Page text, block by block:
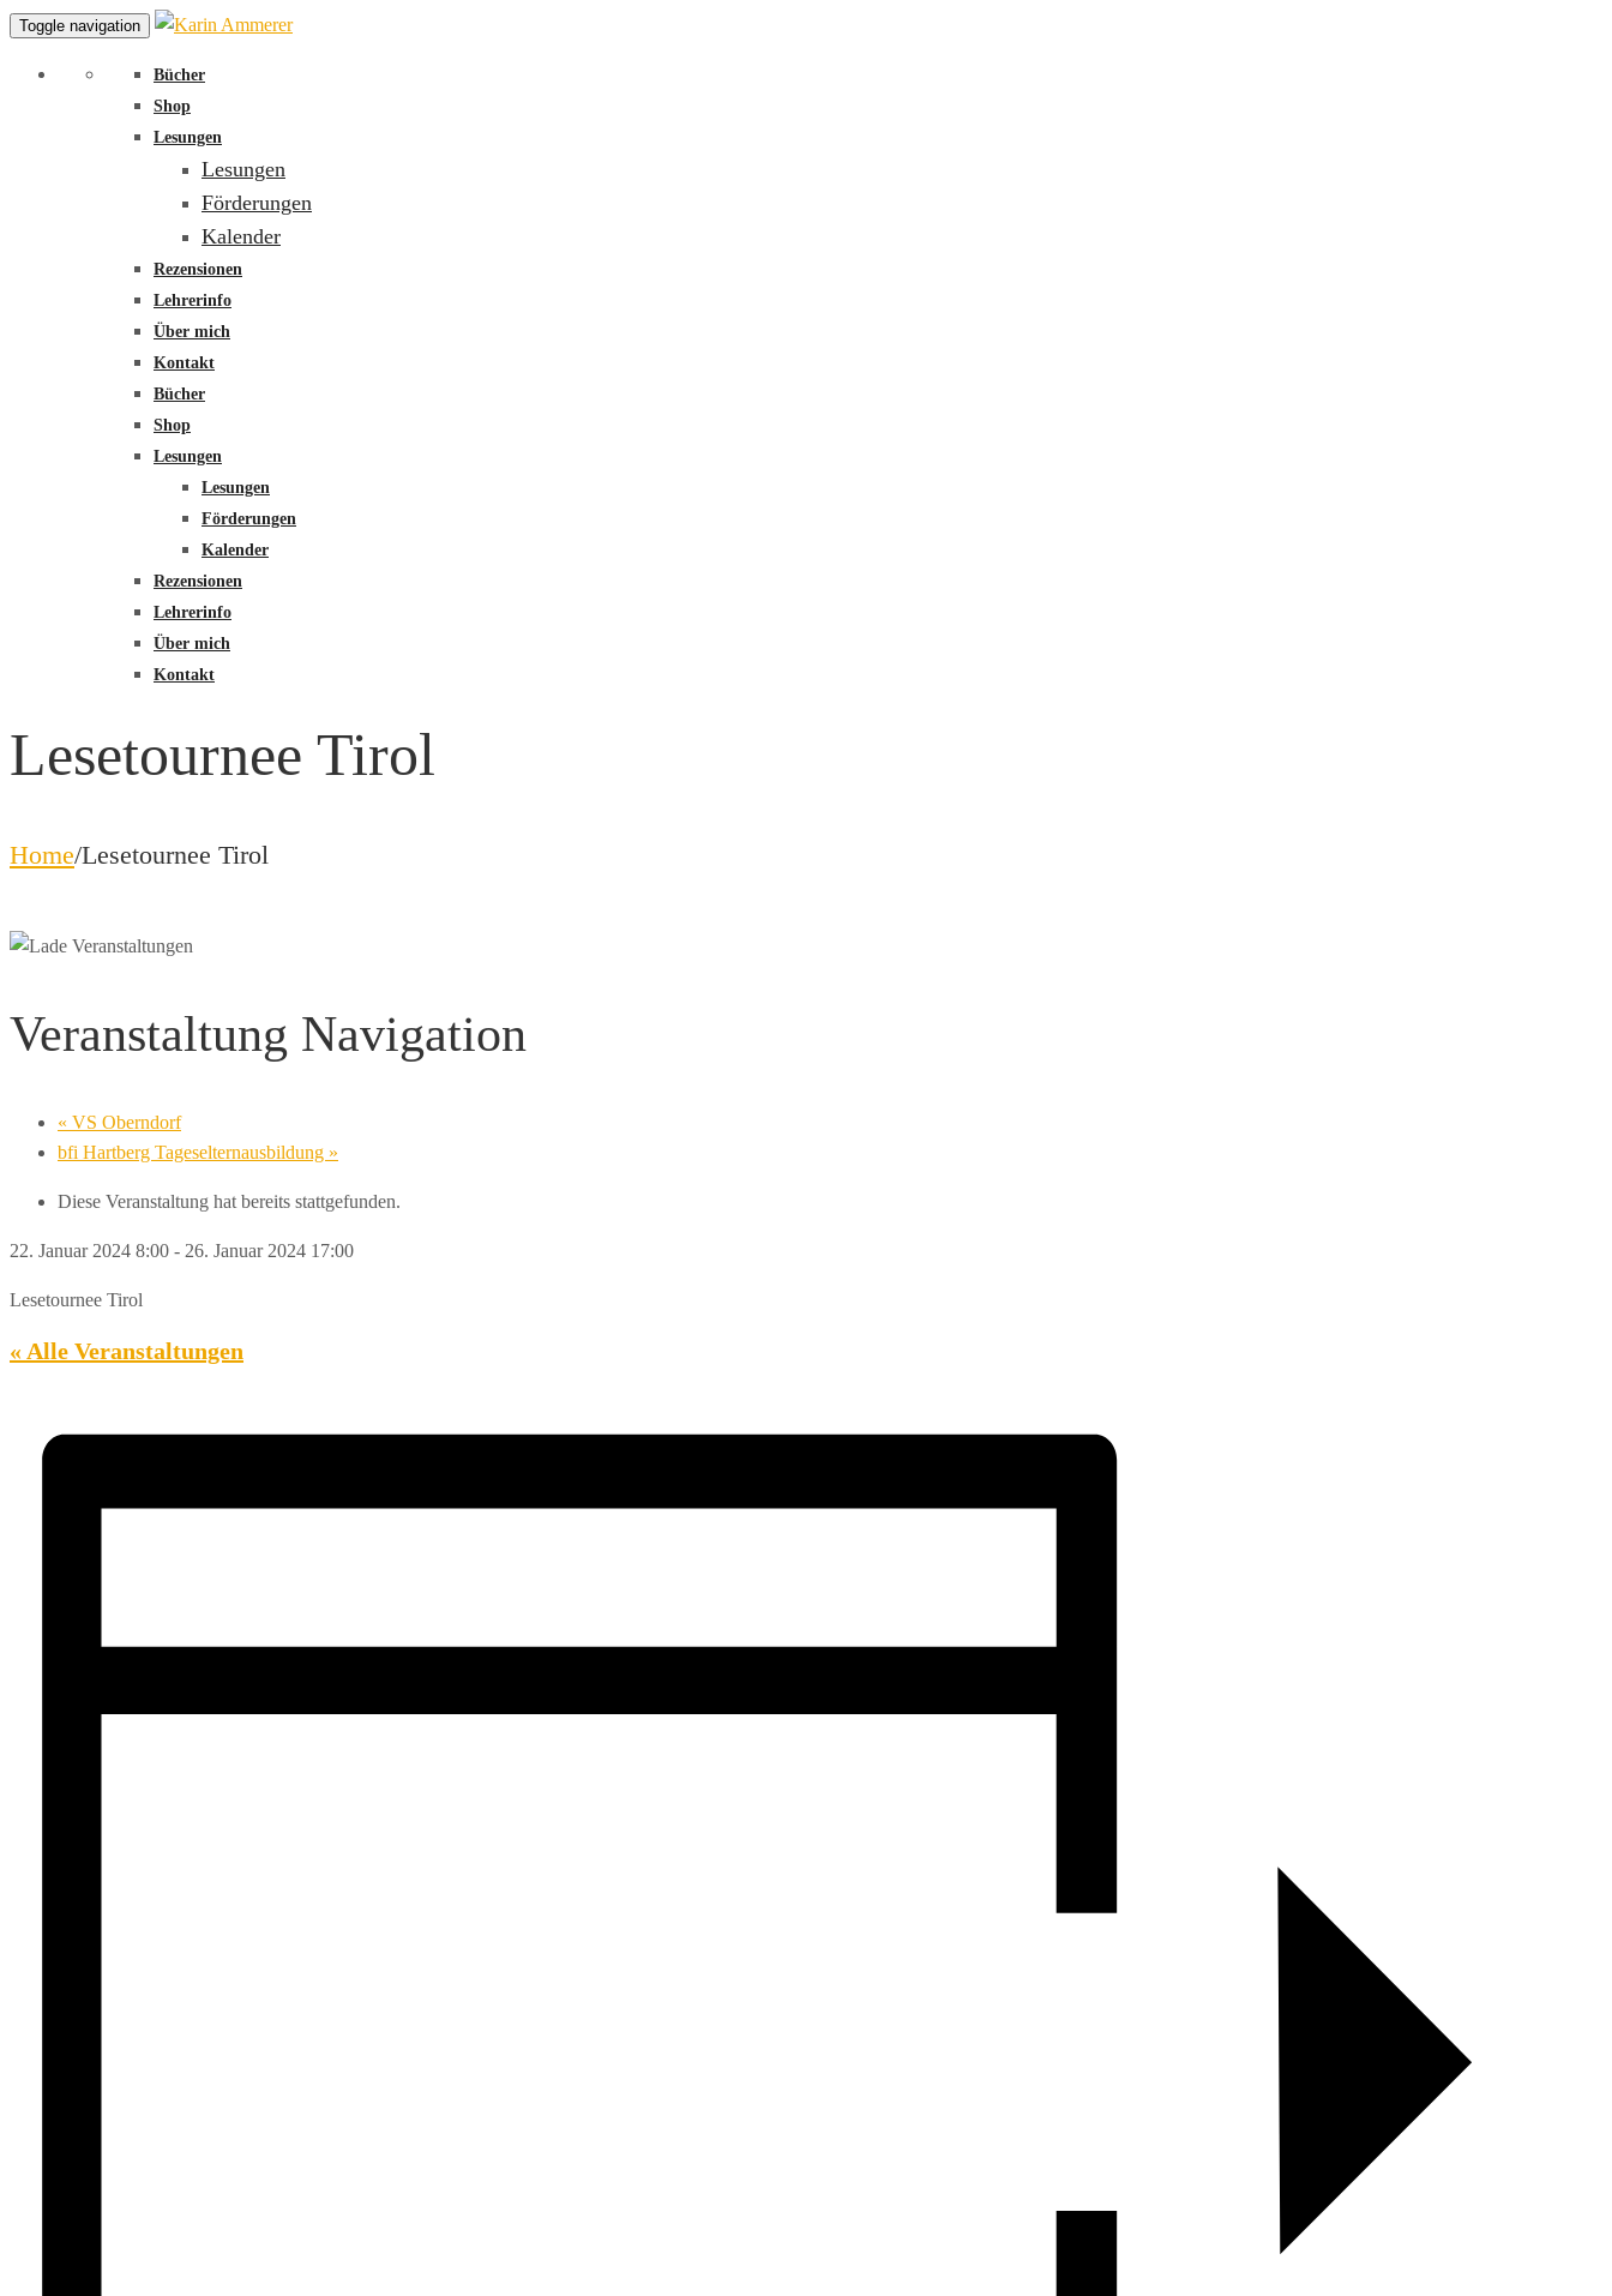
Toggle navigation
Bücher
Shop
Lesungen
Lesungen
Förderungen
Kalender
Rezensionen
Lehrerinfo
Über mich
Kontakt
Bücher
Shop
Lesungen
Lesungen
Förderungen
Kalender
Rezensionen
Lehrerinfo
Über mich
Kontakt
Lesetournee Tirol
Home/Lesetournee Tirol
Veranstaltung Navigation
« VS Oberndorf
bfi Hartberg Tageselternausbildung »
Diese Veranstaltung hat bereits stattgefunden.
22. Januar 2024 8:00 - 26. Januar 2024 17:00
Lesetournee Tirol
« Alle Veranstaltungen